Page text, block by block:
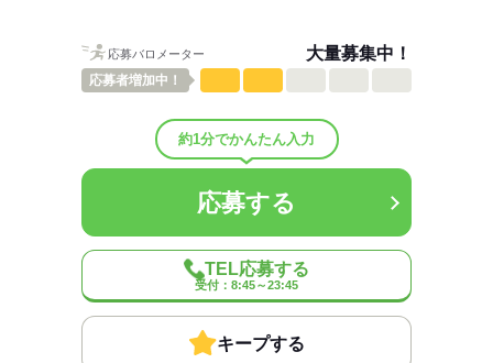
2hくらいで終わったことがあります。
早く終わってもその日の
日給分は保証されているので
またお仕事現場までは
ご自身で移動していただきますが、
どの現場も駅から近い場所にあります！
応募する
ひとりで
しずか
建設現場や道路工事の 「交通誘導」のお仕事です。
待遇・福利厚生：
＼困っている方のミカタです／
（入寮規定あり）
シェアハウスタイプあり
応募バロメーター 大量募集中！
応募者増加中！
約1分でかんたん入力
応募する
TEL応募する
受付：8:45～23:45
キープする